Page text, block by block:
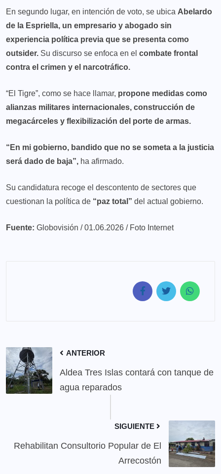
En segundo lugar, en intención de voto, se ubica Abelardo
de la Espriella, un empresario y abogado sin
experiencia política previa que se presenta como
outsider. Su discurso se enfoca en el combate frontal
contra el crimen y el narcotráfico.
“El Tigre”, como se hace llamar, propone medidas como
alianzas militares internacionales, construcción de
megacárceles y flexibilización del porte de armas.
“En mi gobierno, bandido que no se someta a la justicia
será dado de baja”, ha afirmado.
Su candidatura recoge el descontento de sectores que
cuestionan la política de “paz total” del actual gobierno.
Fuente: Globovisión / 01.06.2026 / Foto Internet
ANTERIOR
Aldea Tres Islas contará con tanque de
agua reparados
SIGUIENTE
Rehabilitan Consultorio Popular de El
Arrecostón